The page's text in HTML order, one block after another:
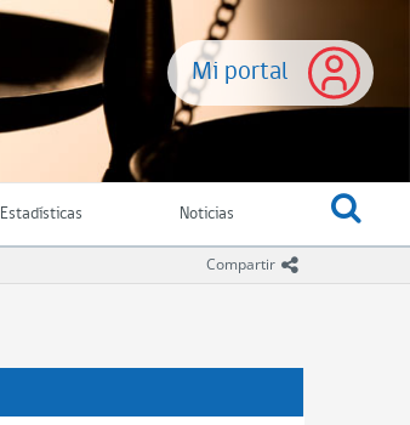
Mi portal
Estadísticas Noticias
Compartir icono